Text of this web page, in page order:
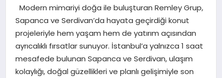
SAĞLIK
DÜNYA
EĞITIM
Modern mimariyi doğa ile buluşturan Remley Grup,
Sapanca ve Serdivan’da hayata geçirdiği konut
projeleriyle hem yaşam hem de yatırım açısından
ayrıcalıklı fırsatlar sunuyor. İstanbul’a yalnızca 1 saat
mesafede bulunan Sapanca ve Serdivan, ulaşım
kolaylığı, doğal güzellikleri ve planlı gelişimiyle son